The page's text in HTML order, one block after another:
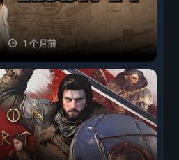
1 个月前